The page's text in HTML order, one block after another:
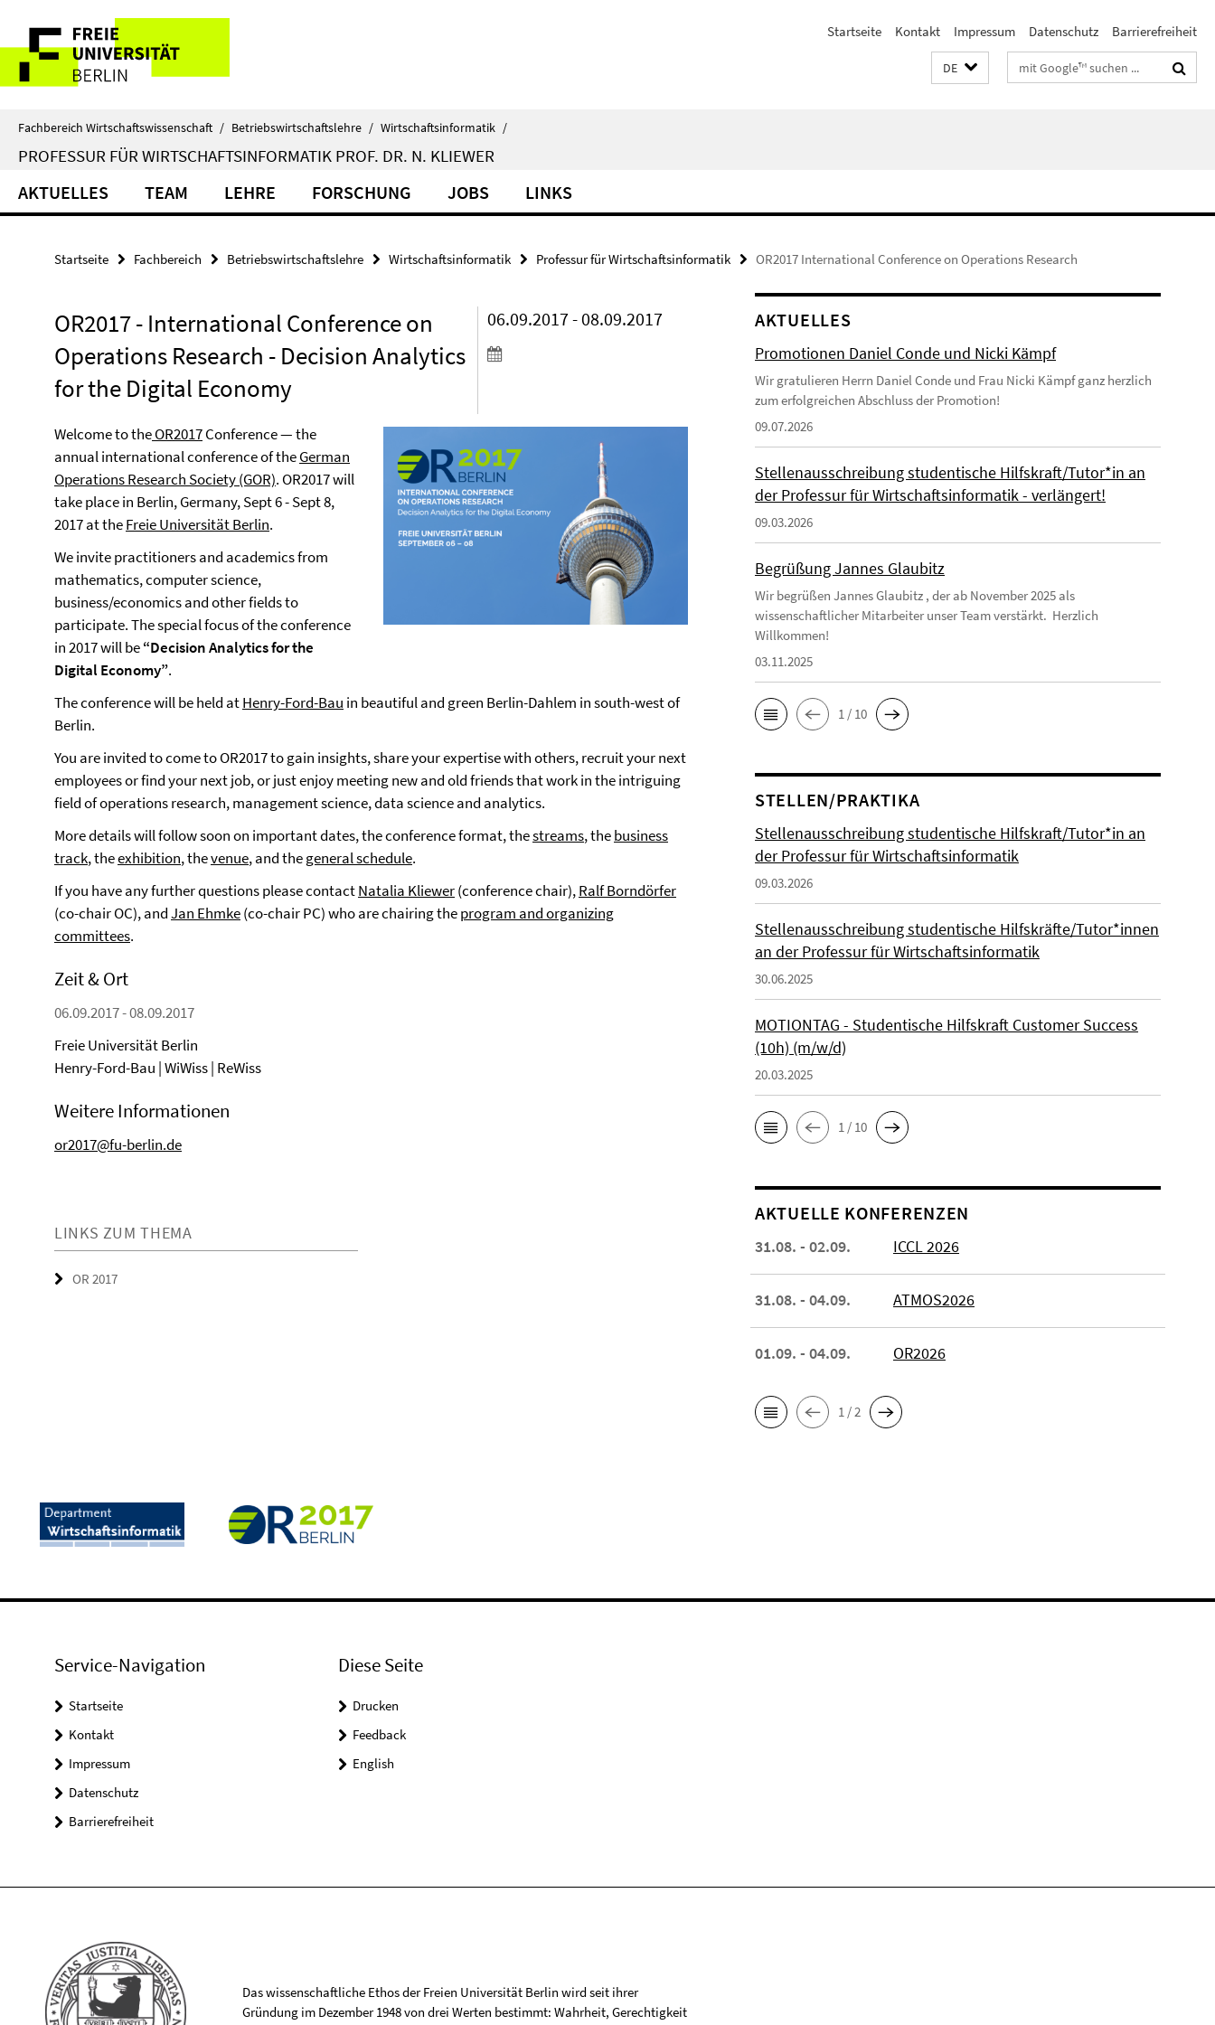
direkt
Inhalt
Service-
Navigation
Startseite Kontakt Impressum Datenschutz Barrierefreiheit
DE Suchbegriffe
Fachbereich Wirtschaftswissenschaft / Betriebswirtschaftslehre / Wirtschaftsinformatik /
PROFESSUR FÜR WIRTSCHAFTSINFORMATIK PROF. DR. N. KLIEWER
AKTUELLES TEAM LEHRE FORSCHUNG JOBS LINKS
Startseite Fachbereich Betriebswirtschaftslehre Wirtschaftsinformatik Professur für Wirtschaftsinformatik OR2017 International Conference on Operations Research
OR2017 - International Conference on
Operations Research - Decision Analytics
for the Digital Economy
06.09.2017 - 08.09.2017
Welcome to theOR2017Conference — the
annual international conference of theGerman
Operations Research Society (GOR). OR2017 will
take place in Berlin, Germany, Sept 6 - Sept 8,
2017 at theFreie Universität Berlin.
We invite practitioners and academics from
mathematics, computer science,
business/economics and other fields to
participate. The special focus of the conference
in 2017 will be“Decision Analytics for the
Digital Economy”.
The conference will be held atHenry-Ford-Bau in beautiful and green Berlin-Dahlem in south-west of
Berlin.
You are invited to come to OR2017 to gain insights, share your expertise with others, recruit your next
employees or find your next job, or just enjoy meeting new and old friends that work in the intriguing
field of operations research, management science, data science and analytics.
More details will follow soon on important dates, the conference format, thestreams, thebusiness
track, theexhibition, thevenue, and thegeneral schedule.
If you have any further questions please contactNatalia Kliewer(conference chair),Ralf Borndörfer
(co-chair OC), andJan Ehmke(co-chair PC) who are chairing theprogram and organizing
committees.
Zeit & Ort
06.09.2017 - 08.09.2017
Freie Universität Berlin
Henry-Ford-Bau | WiWiss | ReWiss
Weitere Informationen
or2017@fu-berlin.de
LINKS ZUM THEMA
OR 2017
AKTUELLES
Promotionen Daniel Conde und Nicki Kämpf
Wir gratulieren Herrn Daniel Conde und Frau Nicki Kämpf ganz herzlich
zum erfolgreichen Abschluss der Promotion!
09.07.2026
Stellenausschreibung studentische Hilfskraft/Tutor*in an
der Professur für Wirtschaftsinformatik - verlängert!
09.03.2026
Begrüßung Jannes Glaubitz
Wir begrüßen Jannes Glaubitz , der ab November 2025 als
wissenschaftlicher Mitarbeiter unser Team verstärkt. Herzlich
Willkommen!
03.11.2025
1 / 10
STELLEN/PRAKTIKA
Stellenausschreibung studentische Hilfskraft/Tutor*in an
der Professur für Wirtschaftsinformatik
09.03.2026
Stellenausschreibung studentische Hilfskräfte/Tutor*innen
an der Professur für Wirtschaftsinformatik
30.06.2025
MOTIONTAG - Studentische Hilfskraft Customer Success
(10h) (m/w/d)
20.03.2025
1 / 10
AKTUELLE KONFERENZEN
31.08. - 02.09. ICCL 2026
31.08. - 04.09. ATMOS2026
01.09. - 04.09. OR2026
1 / 2
Service-Navigation
Startseite
Kontakt
Impressum
Datenschutz
Barrierefreiheit
Diese Seite
Drucken
Feedback
English
Das wissenschaftliche Ethos der Freien Universität Berlin wird seit ihrer
Gründung im Dezember 1948 von drei Werten bestimmt: Wahrheit, Gerechtigkeit